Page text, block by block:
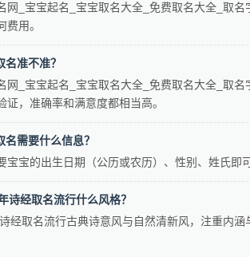
网_宝宝起名_宝宝取名大全_免费取名大全_取
费用。
名准不准？
网_宝宝起名_宝宝取名大全_免费取名大全_取
证，准确率和满意度都相当高。
名需要什么信息？
宝宝的出生日期（公历或农历）、性别、姓氏即
诗经取名流行什么风格？
经取名流行古典诗意风与自然清新风，注重内涵